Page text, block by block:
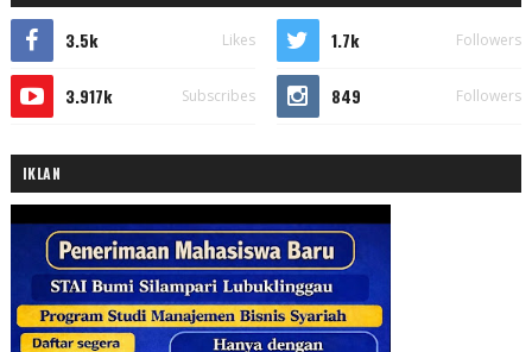
3.5k Likes 1.7k Followers
3.917k Subscribes 849 Followers
IKLAN